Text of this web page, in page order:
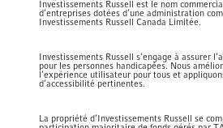
Investissements Russell est le nom
d’entreprises dotées d’une administration
Investissements Russell Canada Limitée.
Investissements Russell s’engage à assurer
pour les personnes handicapées. Nous
l’expérience utilisateur pour tous et
d’accessibilité pertinentes.
La propriété d’Investissements Russell se